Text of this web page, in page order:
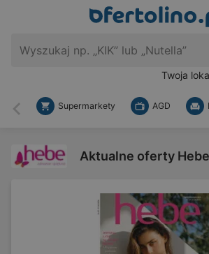
Twoja
Wstecz
Supermarkety AGD
Aktualne oferty